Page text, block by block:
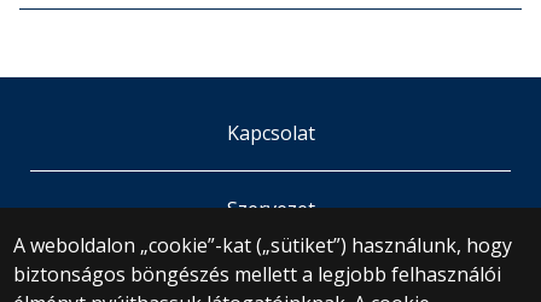
A weboldalon „cookie”-kat („sütiket”) használunk, hogy
biztonságos böngészés mellett a legjobb felhasználói
Kapcsolat
Szervezet
© 2025 Eötvös Loránd Tudományegyetem